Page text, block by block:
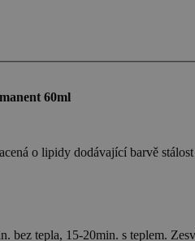
60ml
o lipidy dodávající barvě
bez tepla, 15-20min. s teplem.